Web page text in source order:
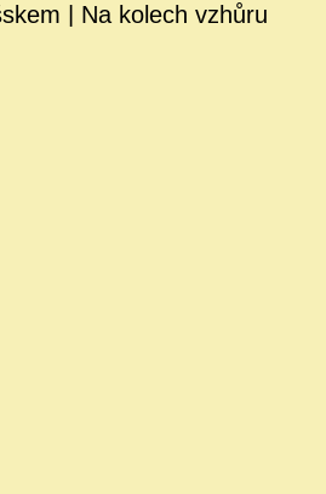
| Na kolech vzhůru k